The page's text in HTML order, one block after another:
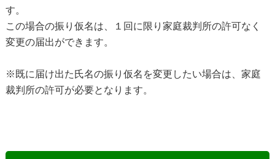
す。
この場合の振り仮名は、１回に限り家庭裁判所の許可なく
変更の届出ができます。
※既に届け出た氏名の振り仮名を変更したい場合は、家庭
裁判所の許可が必要となります。